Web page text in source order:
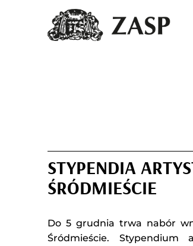
STYPENDIA
ŚRÓDMIEŚCIE
Do 5 grudnia trwa nabór
Śródmieście. Stypendium